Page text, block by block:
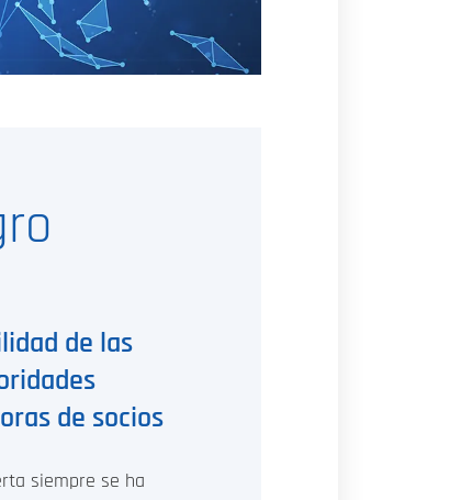
de las
de socios
siempre se ha